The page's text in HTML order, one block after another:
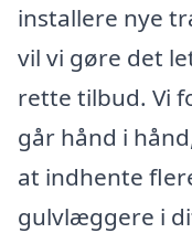
installere nye
vil vi gøre det
rette tilbud. Vi
går hånd i
at indhente
gulvlæggere i